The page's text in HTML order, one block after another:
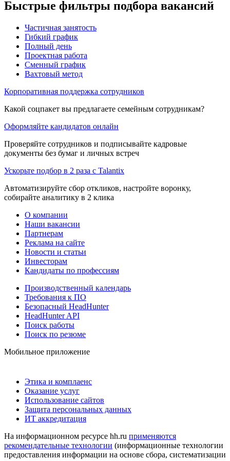
Быстрые фильтры подбора вакансий
Частичная занятость
Гибкий график
Полный день
Проектная работа
Сменный график
Вахтовый метод
Корпоративная поддержка сотрудников
Какой соцпакет вы предлагаете семейным сотрудникам?
Оформляйте кандидатов онлайн
Проверяйте сотрудников и подписывайте кадровые
документы без бумаг и личных встреч
Ускорьте подбор в 2 раза с Talantix
Автоматизируйте сбор откликов, настройте воронку,
собирайте аналитику в 2 клика
О компании
Наши вакансии
Партнерам
Реклама на сайте
Новости и статьи
Инвесторам
Кандидаты по профессиям
Производственный календарь
Требования к ПО
Безопасный HeadHunter
HeadHunter API
Поиск работы
Поиск по резюме
Мобильное приложение
Этика и комплаенс
Оказание услуг
Использование сайтов
Защита персональных данных
ИТ аккредитация
На информационном ресурсе hh.ru применяются
рекомендательные технологии (информационные технологии
предоставления информации на основе сбора, систематизации